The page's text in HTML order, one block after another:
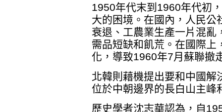
1950年代末到1960年代初
大的困境。在國內，人民公
衰退、工農業生產一片混亂
需品短缺和飢荒。在國際上
化，導致1960年7月蘇聯撤
北韓則藉機提出要和中國解
位於中朝邊界的長白山主峰
歷史學者沈志華認為，自